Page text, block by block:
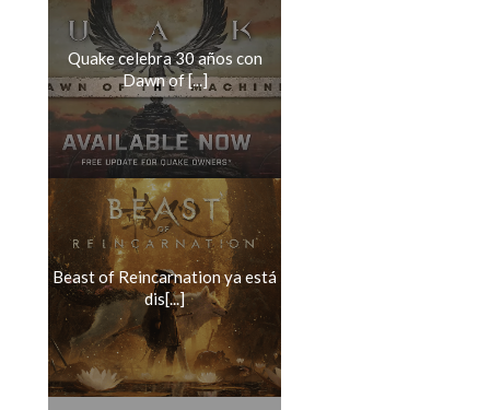
Quake celebra 30 años con
Dawn of [...]
Beast of Reincarnation ya está
dis[...]